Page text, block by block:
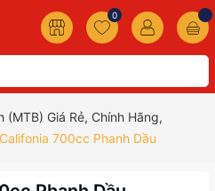
0
(MTB) Giá Rẻ, Chính Hãng,
700cc Phanh Dầu